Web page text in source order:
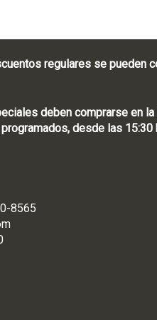
regulares se pueden
deben comprarse en
desde las
-